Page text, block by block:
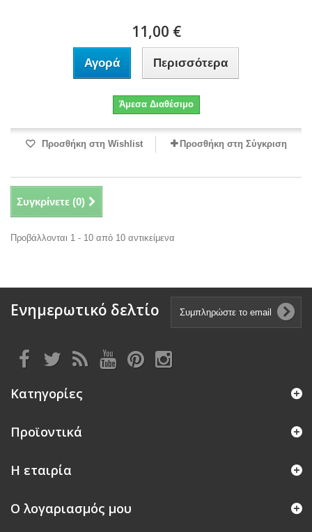
11,00 €
Αγορά Περισσότερα
Άμεσα Διαθέσιμο
Προσθήκη στη Wishlist Προσθήκη στη Σύγκριση
Συγκρίνετε (0)
Προβάλλονται 1 - 10 από 10 αντικείμενα
Ενημερωτικό δελτίο
Κατηγορίες
Προϊοντικά
Η εταιρία
Ο λογαριασμός μου